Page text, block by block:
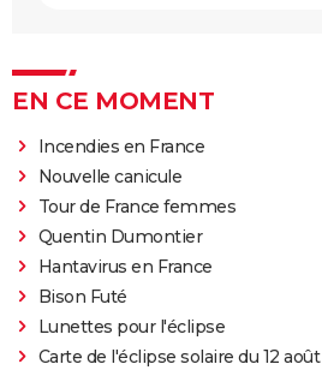
EN CE MOMENT
Incendies en France
Nouvelle canicule
Tour de France femmes
Quentin Dumontier
Hantavirus en France
Bison Futé
Lunettes pour l'éclipse
Carte de l'éclipse solaire du 12 août